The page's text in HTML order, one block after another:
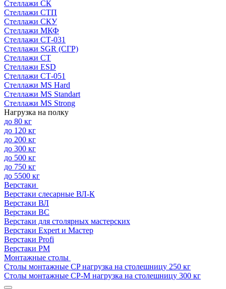
Стеллажи СК
Стеллажи СТП
Стеллажи СКУ
Стеллажи МКФ
Стеллажи СТ-031
Стеллажи SGR (СГР)
Стеллажи СТ
Стеллажи ESD
Стеллажи СТ-051
Стеллажи MS Hard
Стеллажи MS Standart
Стеллажи MS Strong
Нагрузка на полку
до 80 кг
до 120 кг
до 200 кг
до 300 кг
до 500 кг
до 750 кг
до 5500 кг
Верстаки
Верстаки слесарные ВЛ-К
Верстаки ВЛ
Верстаки ВС
Верстаки для столярных мастерских
Верстаки Expert и Мастер
Верстаки Profi
Верстаки РМ
Монтажные столы
Столы монтажные СP нагрузка на столешницу 250 кг
Столы монтажные СР-М нагрузка на столешницу 300 кг